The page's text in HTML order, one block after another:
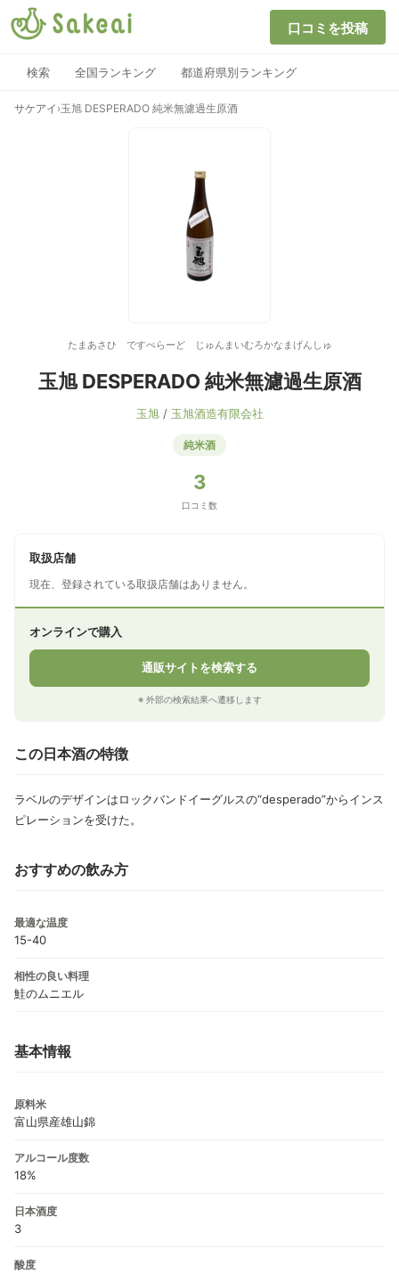
口コミを投稿
検索 全国ランキング 都道府県別ランキング
サケアイ ›玉旭 DESPERADO 純米無濾過生原酒
たまあさひ ですぺらーど じゅんまいむろかなまげんしゅ
玉旭 DESPERADO 純米無濾過生原酒
玉旭/ 玉旭酒造有限会社
純米酒
3
口コミ数
取扱店舗
現在、登録されている取扱店舗はありません。
オンラインで購入
通販サイトを検索する
※ 外部の検索結果へ遷移します
この日本酒の特徴
ラベルのデザインはロックバンドイーグルスの“desperado”からインス
ピレーションを受けた。
おすすめの飲み方
最適な温度
15-40
相性の良い料理
鮭のムニエル
基本情報
原料米
富山県産雄山錦
アルコール度数
18%
日本酒度
3
酸度